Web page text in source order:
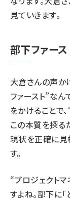
見ていきます。
部下ファー
大倉さんの声か
ファースト”な
をかけることで
この本質を探る
現状を正確に見
す。
“プロジェクト
すよね。部下に